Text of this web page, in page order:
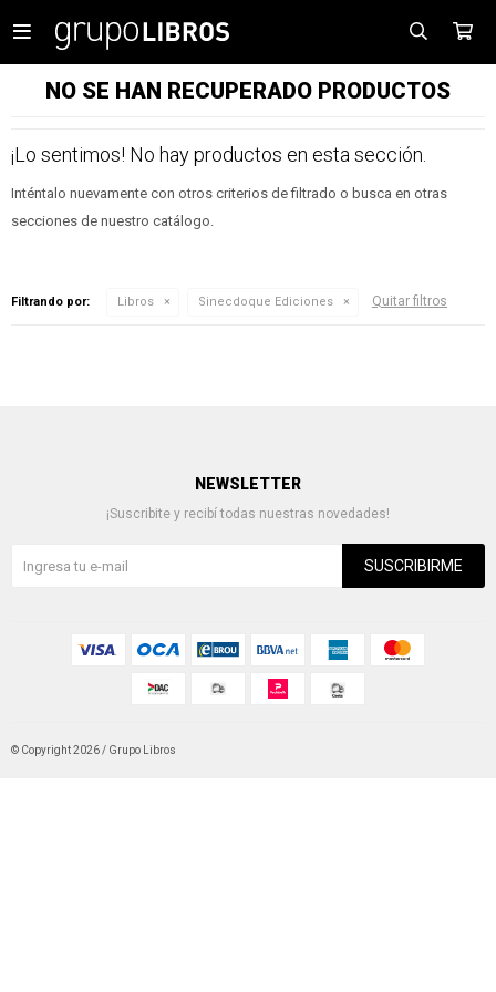

NO SE HAN RECUPERADO PRODUCTOS
¡Lo sentimos! No hay productos en esta sección.
Inténtalo nuevamente con otros criterios de filtrado o busca en otras
secciones de nuestro catálogo.
Filtrando por: Libros Sinecdoque Ediciones Quitar filtros
NEWSLETTER
¡Suscribite y recibí todas nuestras novedades!
SUSCRIBIRME
© Copyright 2026 / Grupo Libros